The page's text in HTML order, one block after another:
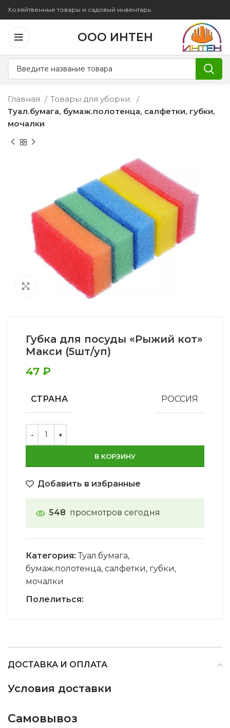
Хозяйтвенные товары и садовый инвентарь
ООО ИНТЕН
Главная
Товары для уборки.
Туал.бумага, бумаж.полотенца, салфетки, губки,
мочалки
Увеличить
Губка для посуды «Рыжий кот»
Макси (5шт/уп)
47 ₽
СТРАНА РОССИЯ
В КОРЗИНУ
Добавить в избранные
548 просмотров сегодня
Категория: Туал.бумага,
бумаж.полотенца, салфетки, губки,
мочалки
Полелиться:
ДОСТАВКА И ОПЛАТА
Условия доставки
Самовывоз